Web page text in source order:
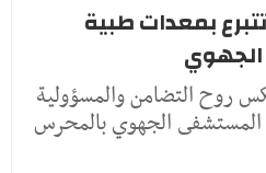
بمعدات طبية
روح التضامن والمسؤولية
المستشفى الجهوي بالمحرس